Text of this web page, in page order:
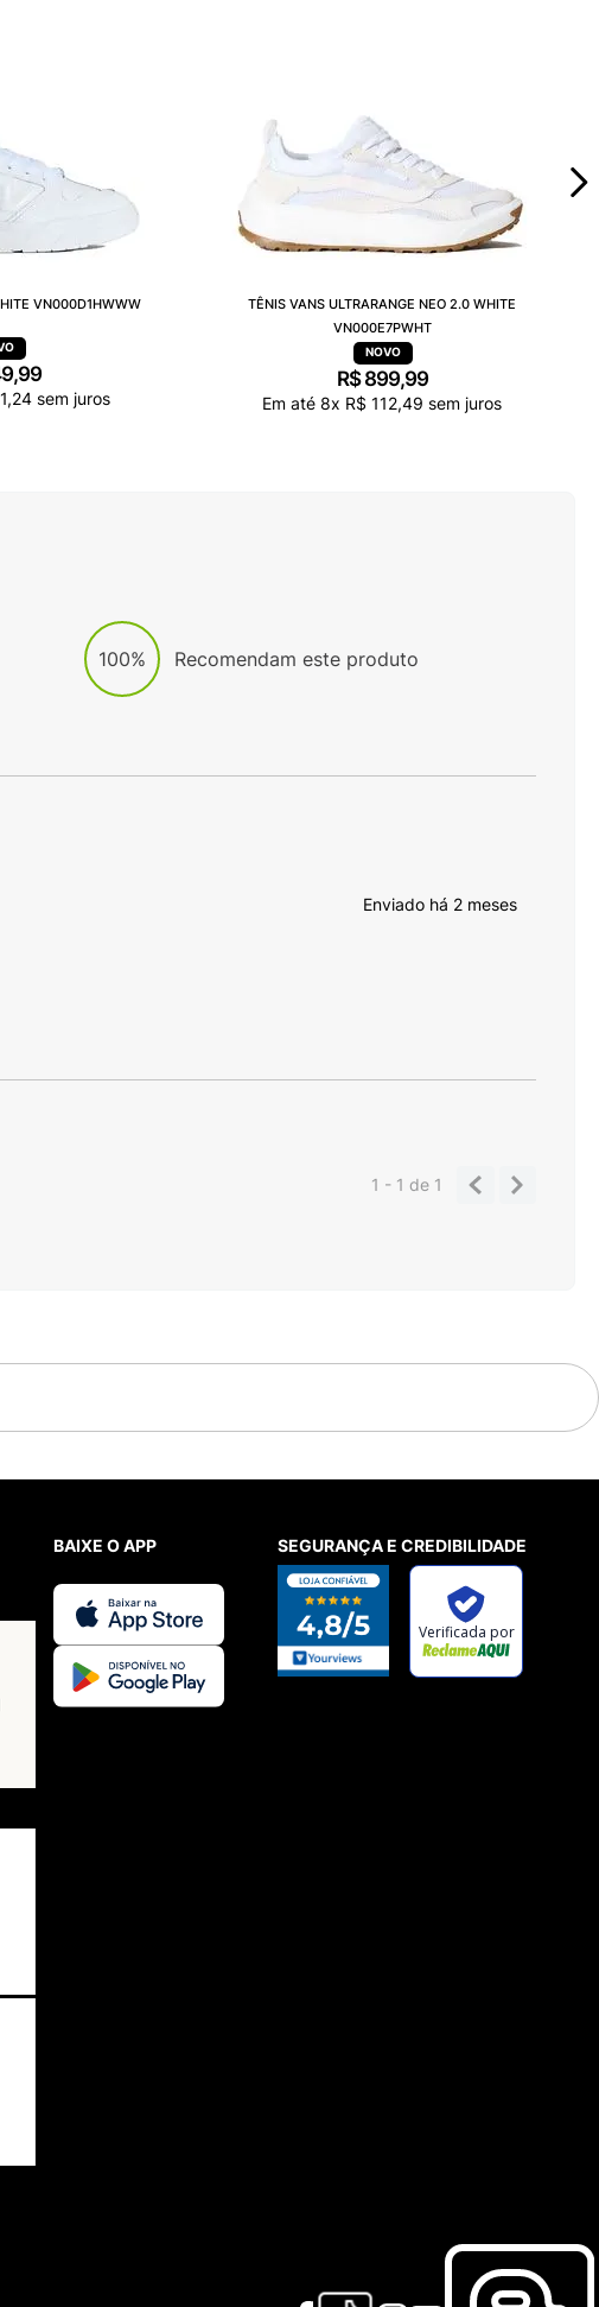
VN000D1HWWW
,99
,24 sem juros
TÊNIS VANS ULTRARANGE NEO 2.0 WHITE
VN000E7PWHT
R$ 899,99
Em até 8x R$ 112,49 sem juros
100% Recomendam este produto
Enviado há 2 meses
1 - 1de 1
BAIXE O APP SEGURANÇA E CREDIBILIDADE